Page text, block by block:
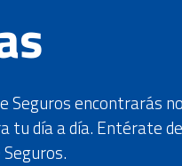
Seguros encontrarás
tu día a día. Entérate